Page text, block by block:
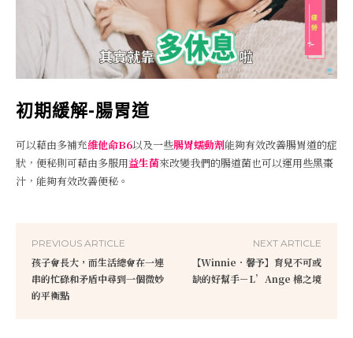
初期緩解-腸胃道
可以藉由多補充維他命B6以及一些腸胃蠕動劑能夠有效改善腸胃道的症
狀，便秘則可藉由多服用益生菌來改變我們的腸道菌也可以運用些黑棗
汁，能夠有效改善便秘。
PREVIOUS ARTICLE
孩子會長大，而生活總會在一連
串的忙碌和矛盾中尋到一個微妙
的平衡點
NEXT ARTICLE
【Winnie．馨予】育兒不可或
缺的好幫手－L’Ange 棉之境